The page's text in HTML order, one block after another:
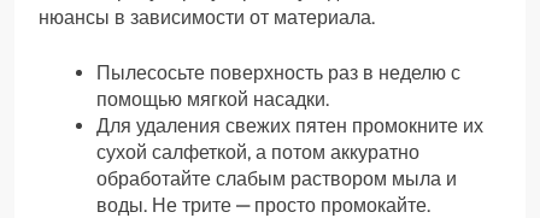
нюансы в зависимости от материала.
Пылесосьте поверхность раз в неделю с
помощью мягкой насадки.
Для удаления свежих пятен промокните их
сухой салфеткой, а потом аккуратно
обработайте слабым раствором мыла и
воды. Не трите — просто промокайте.